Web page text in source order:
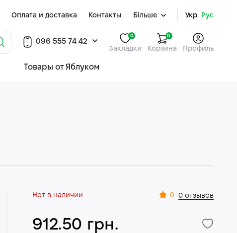
Оплата и доставка Контакты Більше Укр Рус
096 555 74 42
Закладки
0 0
Корзина Профиль
Товары от Яблуком
Нет в наличии 0 0 отзывов
912.50 грн.